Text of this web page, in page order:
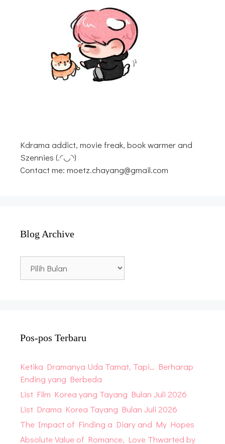
Kdrama addict, movie freak, book warmer and
Szennies (.◜◡◝)
Contact me: moetz.chayang@gmail.com
Blog Archive
Archive
Pos-pos Terbaru
Ketika Dramanya Uda Tamat, Tapi… Berharap
Ending yang Berbeda
List Film Korea yang Tayang Bulan Juli 2026
List Drama Korea Tayang Bulan Juli 2026
The Impact of Finding a Diary and My Hopes
Absolute Value of Romance, Love Thwarted by